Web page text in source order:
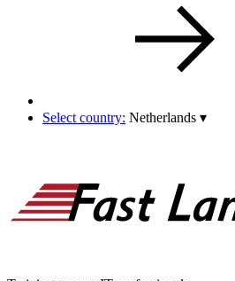
Select country: Netherlands ▾